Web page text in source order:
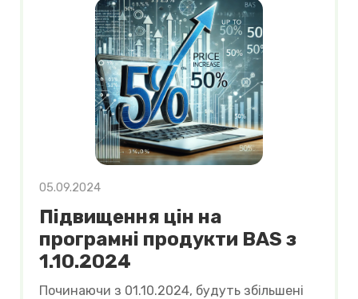
Підвищення цін на
програмні продукти BAS з
1.10.2024
05.09.2024
Починаючи з 01.10.2024, будуть збільшені